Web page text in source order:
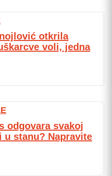
otkrila
voli, jedna
odgovara svakoj
u stanu? Napravite